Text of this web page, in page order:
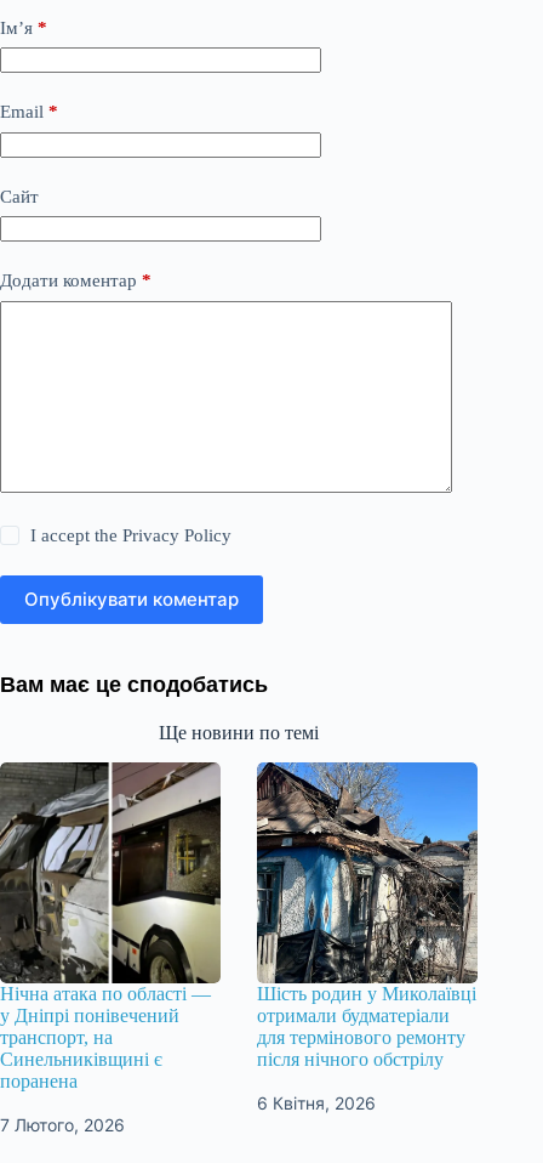
Ім’я *
Email *
Сайт
Додати коментар *
I accept thePrivacy Policy
Опублікувати коментар
Вам має це сподобатись
Ще новини по темі
Нічна атака по області —
у Дніпрі понівечений
транспорт, на
Синельниківщині є
поранена
7 Лютого, 2026
Шість родин у Миколаївці
отримали будматеріали
для термінового ремонту
після нічного обстрілу
6 Квітня, 2026